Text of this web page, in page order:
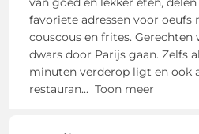
favoriete adressen voor oeufs
couscous en frites.
dwars door Parijs gaan. Zelfs
minuten verderop ligt en ook
restauran... Toon meer